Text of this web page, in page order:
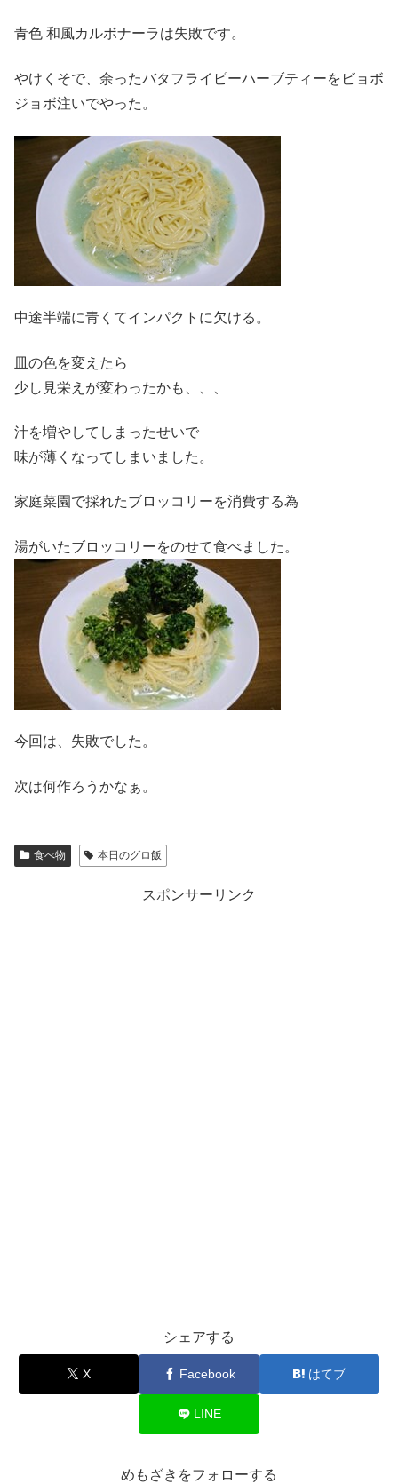
青色 和風カルボナーラは失敗です。
やけくそで、余ったバタフライピーハーブティーをビョボ
ジョボ注いでやった。
中途半端に青くてインパクトに欠ける。
皿の色を変えたら
少し見栄えが変わったかも、、、
汁を増やしてしまったせいで
味が薄くなってしまいました。
家庭菜園で採れたブロッコリーを消費する為
湯がいたブロッコリーをのせて食べました。
今回は、失敗でした。
次は何作ろうかなぁ。
食べ物 本日のグロ飯
スポンサーリンク
シェアする
X Facebook はてブ
LINE
めもざきをフォローする